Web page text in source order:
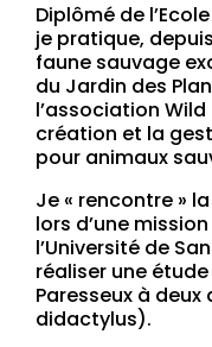
Diplômé de
je pratique,
faune sauvage
du Jardin des
l’association
création et la
pour animaux
Je « rencontre »
lors d’une
l’Université de
réaliser une
Paresseux à
didactylus).